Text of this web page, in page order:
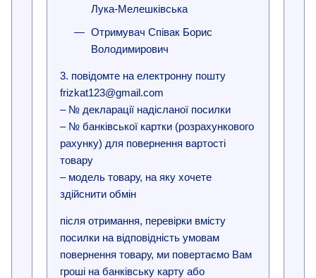
Лука-Мелешківська
Отримувач Співак Борис
Володимирович
3. повідомте на електронну пошту
frizkat123@gmail.com
– № декларації надісланої посилки
– № банківської картки (розрахункового
рахунку) для повернення вартості
товару
– модель товару, на яку хочете
здійснити обмін
після отримання, перевірки вмісту
посилки на відповідність умовам
повернення товару, ми повертаємо Вам
гроші на банківську карту або